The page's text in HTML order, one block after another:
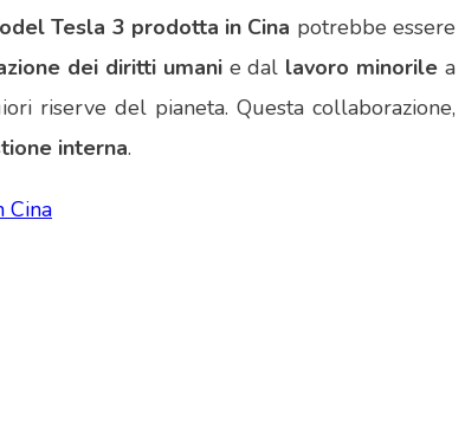
Tesla 3 prodotta in Cina potrebbe essere
dei diritti umanie dal lavoro minorile a
riserve del pianeta. Questa collaborazione,
interna.
Cina